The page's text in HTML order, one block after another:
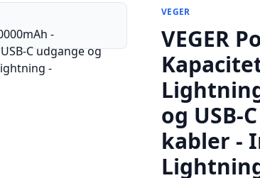
VEGER
VEGER
og USB-
kabler -